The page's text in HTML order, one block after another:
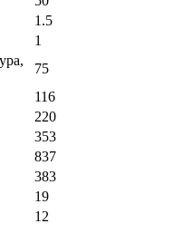
1.5
1
75
116
220
353
837
383
19
12